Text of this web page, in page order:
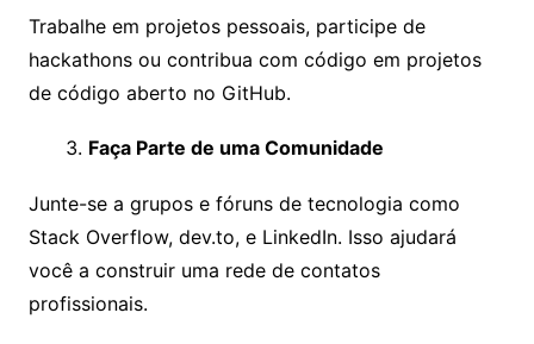
Trabalhe em projetos pessoais, participe de
hackathons ou contribua com código em projetos
de código aberto no GitHub.
Faça Parte de uma Comunidade
Junte-se a grupos e fóruns de tecnologia como
Stack Overflow, dev.to, e LinkedIn. Isso ajudará
você a construir uma rede de contatos
profissionais.